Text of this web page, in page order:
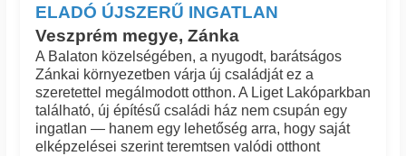
ELADÓ ÚJSZERŰ INGATLAN
Veszprém megye, Zánka
A Balaton közelségében, a nyugodt, barátságos
Zánkai környezetben várja új családját ez a
szeretettel megálmodott otthon. A Liget Lakóparkban
található, új építésű családi ház nem csupán egy
ingatlan — hanem egy lehetőség arra, hogy saját
elképzelései szerint teremtsen valódi otthont